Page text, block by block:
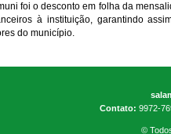
foi o desconto em folha da
à instituição, garantindo
do município.
Contato: 9972-
©